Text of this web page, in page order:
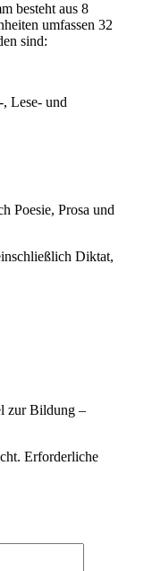
besteht aus 8
umfassen 32
sind:
Lese- und
Poesie, Prosa und
Diktat,
zur Bildung –
Erforderliche